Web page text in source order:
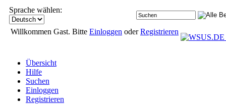
Sprache wählen:
Willkommen Gast. Bitte Einloggen oderRegistrieren
Übersicht
Hilfe
Suchen
Einloggen
Registrieren